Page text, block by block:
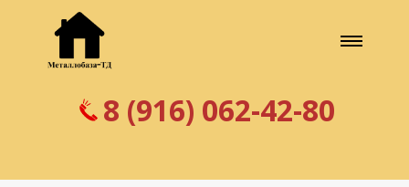
8 (916) 062-42-80